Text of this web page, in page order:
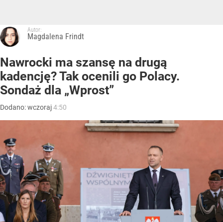
Autor:
Magdalena Frindt
Nawrocki ma szansę na drugą
kadencję? Tak ocenili go Polacy.
Sondaż dla „Wprost”
Dodano:wczoraj4:50